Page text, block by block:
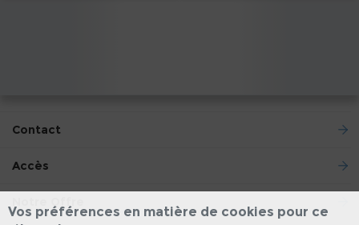
Contact
Accès
Vos préférences en matière de cookies pour ce